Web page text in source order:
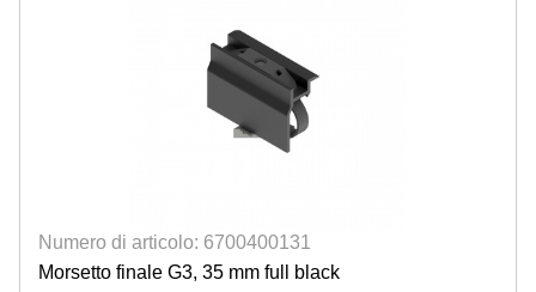
Numero di articolo: 6700400131
Morsetto finale G3, 35 mm full black